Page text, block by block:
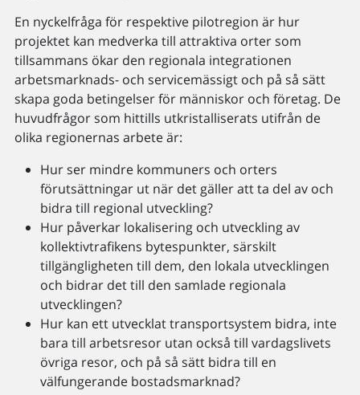
En nyckelfråga för respektive pilotregion är hur
projektet kan medverka till attraktiva orter som
tillsammans ökar den regionala integrationen
arbetsmarknads- och servicemässigt och på så sätt
skapa goda betingelser för människor och företag. De
huvudfrågor som hittills utkristalliserats utifrån de
olika regionernas arbete är:
Hur ser mindre kommuners och orters
förutsättningar ut när det gäller att ta del av och
bidra till regional utveckling?
Hur påverkar lokalisering och utveckling av
kollektivtrafikens bytespunkter, särskilt
tillgängligheten till dem, den lokala utvecklingen
och bidrar det till den samlade regionala
utvecklingen?
Hur kan ett utvecklat transportsystem bidra, inte
bara till arbetsresor utan också till vardagslivets
övriga resor, och på så sätt bidra till en
välfungerande bostadsmarknad?